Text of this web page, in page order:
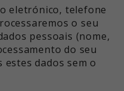
eletrónico, telefone
o seu
pessoais (nome,
do seu
dados sem o